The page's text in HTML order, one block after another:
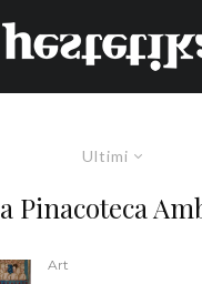
Ultimi
Pinacoteca
Art